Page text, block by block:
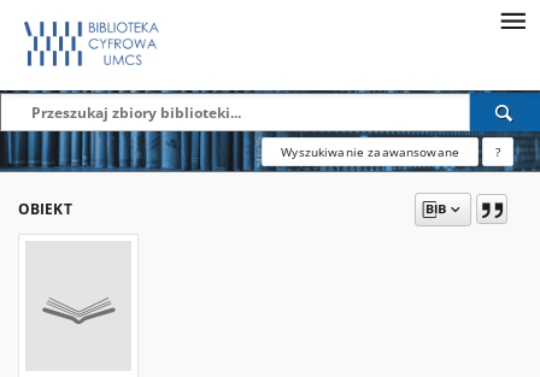
Wyszukiwanie zaawansowane ?
OBIEKT